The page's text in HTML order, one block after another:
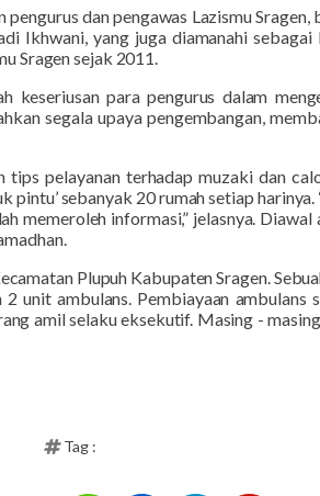
dan pengawas Lazismu Sragen,
Ikhwani, yang juga diamanahi
Sragen sejak 2011.
keseriusan para pengurus dalam
segala upaya pengembangan,
pelayanan terhadap muzaki dan
sebanyak 20 rumah setiap
memeroleh informasi,” jelasnya.
Plupuh Kabupaten Sragen.
unit ambulans. Pembiayaan ambulans
amil selaku eksekutif. Masing -
Tag :